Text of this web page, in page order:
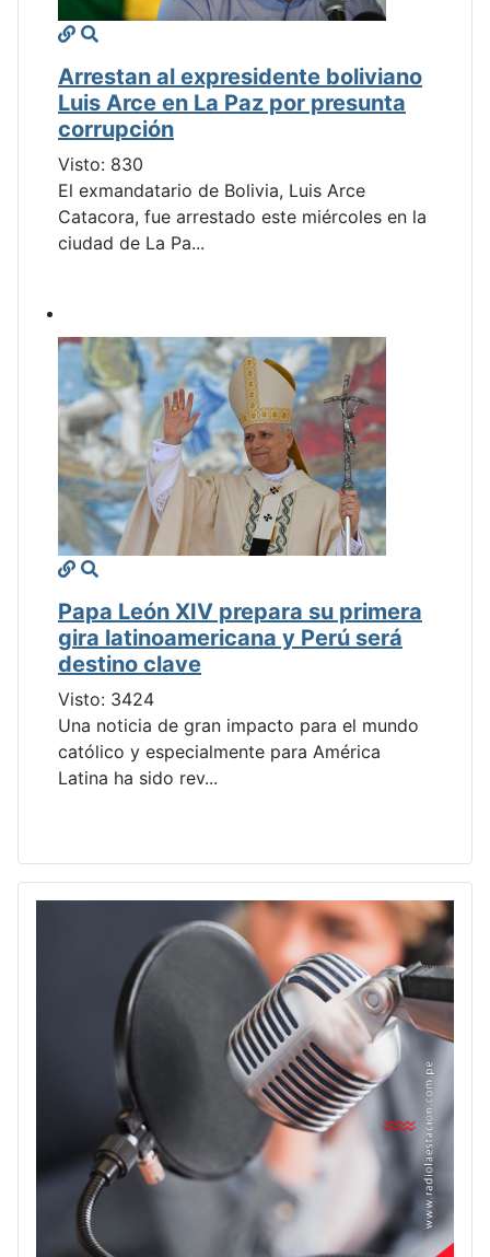
Arrestan al expresidente boliviano
Luis Arce en La Paz por presunta
corrupción
Visto: 830
El exmandatario de Bolivia, Luis Arce
Catacora, fue arrestado este miércoles en la
ciudad de La Pa...
Papa León XIV prepara su primera
gira latinoamericana y Perú será
destino clave
Visto: 3424
Una noticia de gran impacto para el mundo
católico y especialmente para América
Latina ha sido rev...